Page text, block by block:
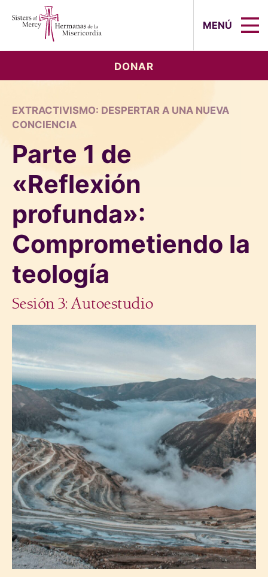
MENÚ
DONAR
EXTRACTIVISMO: DESPERTAR A UNA NUEVA
CONCIENCIA
Parte 1 de
«Reflexión
profunda»:
Comprometiendo la
teología
Sesión 3: Autoestudio